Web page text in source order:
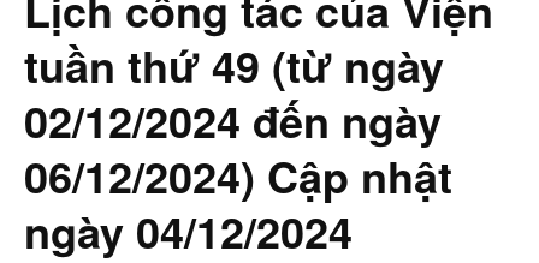
tuần thứ 49 (từ ngày
02/12/2024 đến ngày
06/12/2024) Cập nhật
ngày 04/12/2024